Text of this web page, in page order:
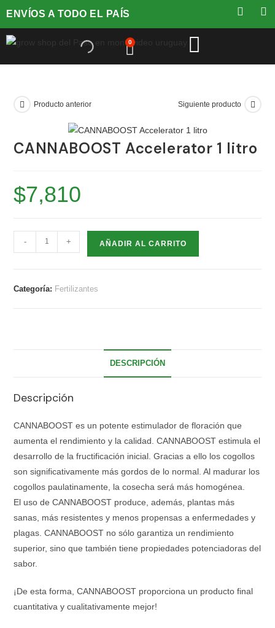
ENVÍOS A TODO EL PAÍS
0
Producto anterior Siguiente producto
CANNABOOST Accelerator 1 litro
$7,810
- + AÑADIR AL CARRITO
Categoría: Fertilizantes
DESCRIPCIÓN
Descripción
CANNABOOST es un potente estimulador de floración que
aumenta el rendimiento y la calidad. CANNABOOST estimula el
desarrollo de la fructificación inicial. Gracias a ello los cogollos
son significativamente más gordos de lo normal. Al madurar los
cogollos paulatinamente, la cosecha será más homogénea.
El uso de CANNABOOST produce, además, plantas más
sanas, más resistentes y menos propensas a enfermedades y
plagas. CANNABOOST no sólo garantiza un rendimiento
superior, sino que también tiene propiedades potenciadoras del
sabor.
¡De esta forma, CANNABOOST proporciona un producto final
cuantitativa y cualitativamente mejor!